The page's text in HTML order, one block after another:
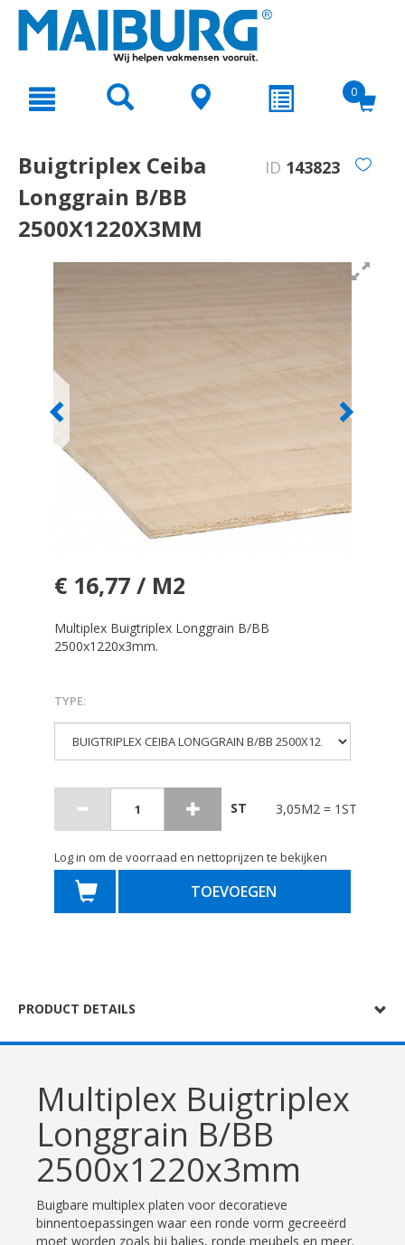
text.skipToNavigation
0
Buigtriplex Ceiba
Longgrain B/BB
2500X1220X3MM
ID 143823
€ 16,77 / M2
Multiplex Buigtriplex Longgrain B/BB
2500x1220x3mm.
TYPE:
ST 3,05M2 = 1ST
Log in om de voorraad en nettoprijzen te bekijken
TOEVOEGEN
PRODUCT DETAILS
Multiplex Buigtriplex
Longgrain B/BB
2500x1220x3mm
Buigbare multiplex platen voor decoratieve
binnentoepassingen waar een ronde vorm gecreeërd
moet worden zoals bij balies, ronde meubels en meer.